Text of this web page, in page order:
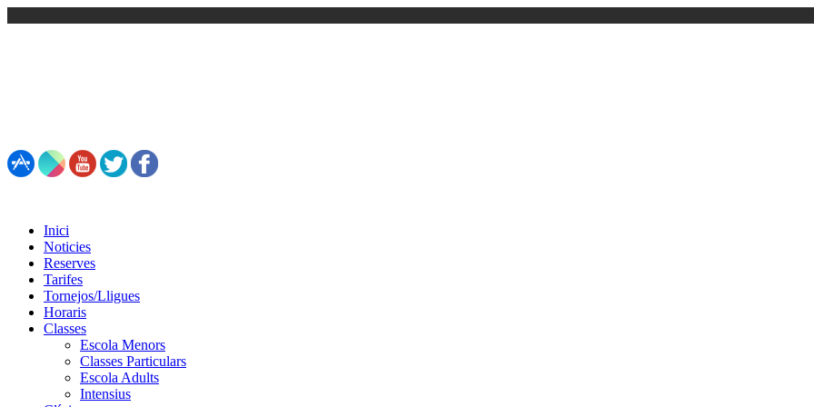
Inici
Noticies
Reserves
Tarifes
Tornejos/Lligues
Horaris
Classes
Escola Menors
Classes Particulars
Escola Adults
Intensius